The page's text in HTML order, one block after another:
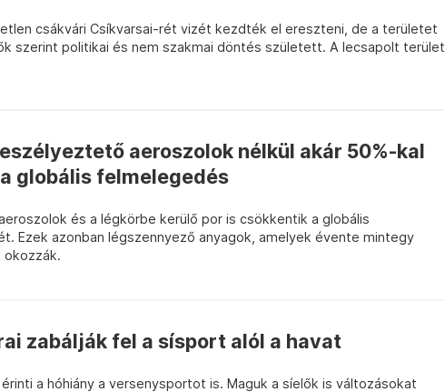
csákvári Csíkvarsai-rét vizét kezdték el ereszteni, de a területet
szerint politikai és nem szakmai döntés született. A lecsapolt terület
aeroszolok nélkül akár 50%-kal
globális felmelegedés
és a légkörbe kerülő por is csökkentik a globális
Ezek azonban légszennyező anyagok, amelyek évente mintegy
okozzák.
zabálják fel a sísport alól a havat
a hóhiány a versenysportot is. Maguk a síelők is változásokat